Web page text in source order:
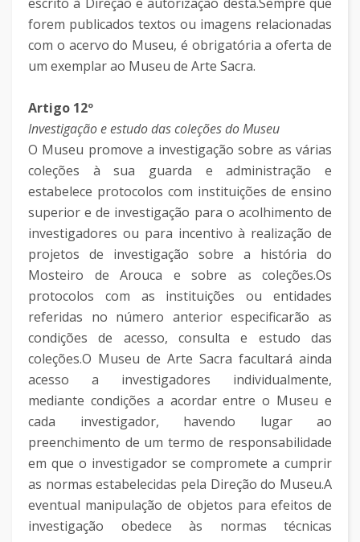
forem publicados textos ou imagens relacionadas
com o acervo do Museu, é obrigatória a oferta de
um exemplar ao Museu de Arte Sacra.
Artigo 12º
Investigação e estudo das coleções do Museu
O Museu promove a investigação sobre as várias
coleções à sua guarda e administração e
estabelece protocolos com instituições de ensino
superior e de investigação para o acolhimento de
investigadores ou para incentivo à realização de
projetos de investigação sobre a história do
Mosteiro de Arouca e sobre as coleções.Os
protocolos com as instituições ou entidades
referidas no número anterior especificarão as
condições de acesso, consulta e estudo das
coleções.O Museu de Arte Sacra facultará ainda
acesso a investigadores individualmente,
mediante condições a acordar entre o Museu e
cada investigador, havendo lugar ao
preenchimento de um termo de responsabilidade
em que o investigador se compromete a cumprir
as normas estabelecidas pela Direção do Museu.A
eventual manipulação de objetos para efeitos de
investigação obedece às normas técnicas